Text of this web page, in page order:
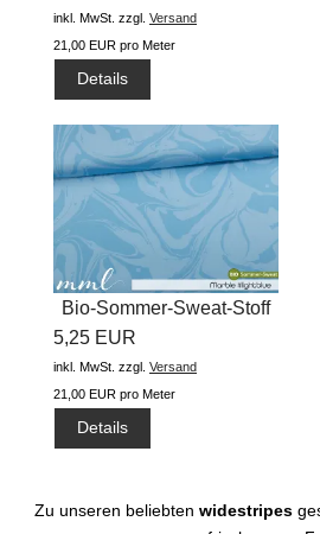
inkl. MwSt. zzgl. Versand
21,00 EUR pro Meter
Details
Bio-Sommer-Sweat-Stoff
"Marble...
5,25 EUR
inkl. MwSt. zzgl. Versand
21,00 EUR pro Meter
Details
Zu unseren beliebten widestripes